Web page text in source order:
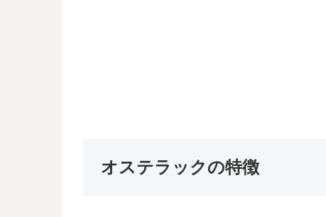
オステラックの特徴